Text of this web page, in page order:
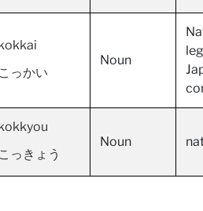
こっかい
Noun
kokkyou
こっきょう
Noun